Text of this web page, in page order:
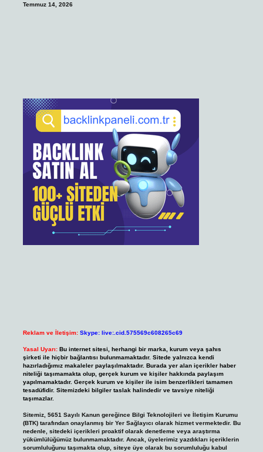
Temmuz 14, 2026
Reklam ve İletişim: Skype: live:.cid.575569c608265c69
Yasal Uyarı: Bu internet sitesi, herhangi bir marka, kurum veya şahıs
şirketi ile hiçbir bağlantısı bulunmamaktadır. Sitede yalnızca kendi
hazırladığımız makaleler paylaşılmaktadır. Burada yer alan içerikler haber
niteliği taşımamakta olup, gerçek kurum ve kişiler hakkında paylaşım
yapılmamaktadır. Gerçek kurum ve kişiler ile isim benzerlikleri tamamen
tesadüfidir. Sitemizdeki bilgiler taslak halindedir ve tavsiye niteliği
taşımazlar.
Sitemiz, 5651 Sayılı Kanun gereğince Bilgi Teknolojileri ve İletişim Kurumu
(BTK) tarafından onaylanmış bir Yer Sağlayıcı olarak hizmet vermektedir. Bu
nedenle, sitedeki içerikleri proaktif olarak denetleme veya araştırma
yükümlülüğümüz bulunmamaktadır. Ancak, üyelerimiz yazdıkları içeriklerin
sorumluluğunu taşımakta olup, siteye üye olarak bu sorumluluğu kabul